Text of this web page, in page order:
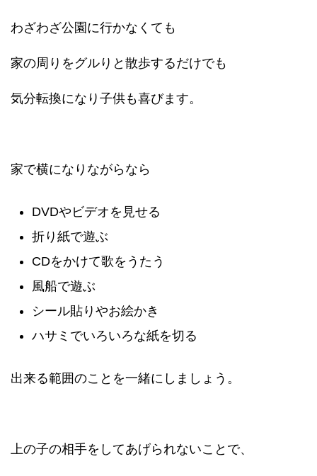
わざわざ公園に行かなくても
家の周りをグルりと散歩するだけでも
気分転換になり子供も喜びます。
家で横になりながらなら
DVDやビデオを見せる
折り紙で遊ぶ
CDをかけて歌をうたう
風船で遊ぶ
シール貼りやお絵かき
ハサミでいろいろな紙を切る
出来る範囲のことを一緒にしましょう。
上の子の相手をしてあげられないことで、